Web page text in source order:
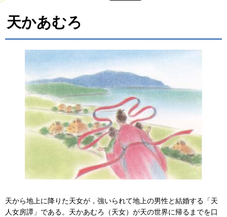
天かあむろ
天から地上に降りた天女が，強いられて地上の男性と結婚する「天
人女房譚」である。天かあむろ（天女）が天の世界に帰るまでを口